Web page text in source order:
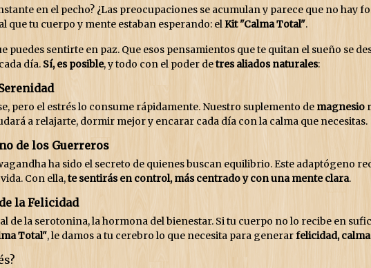
en el pecho? ¿Las preocupaciones se acumulan y parece que no hay
que tu cuerpo y mente estaban esperando: elKit "Calma Total".
sentirte en paz. Que esos pensamientos que te quitan el sueño se
día. Sí, es posible, y todo con el poder detres aliados naturales:
pero el estrés lo consume rápidamente. Nuestro suplemento de magnesio
a relajarte, dormir mejor y encarar cada día con la calma que necesitas.
de los Guerreros
ha sido el secreto de quienes buscan equilibrio. Este adaptógeno
Con ella,te sentirás en control, más centrado y con una mente clara.
la Felicidad
la serotonina, la hormona del bienestar. Si tu cuerpo no lo recibe en
Total", le damos a tu cerebro lo que necesita para generarfelicidad,